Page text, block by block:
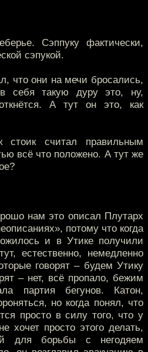
Сэппуку фактически,
сэпукой.
что они на мечи бросались,
себя такую дуру это, ну,
А тут он это, как
считал правильным
всё что положено. А тут же
нам это описал Плутарх
потому что когда
и в Утике получили
естественно, немедленно
говорят – будем Утику
– нет, всё пропало, бежим
партия бегунов. Катон,
но когда понял, что
просто в силу того, что у
хочет просто этого делать,
для борьбы с негодяем